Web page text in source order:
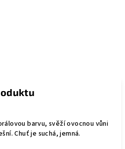
barvu, svěží ovocnou vůni
Chuť je suchá, jemná.